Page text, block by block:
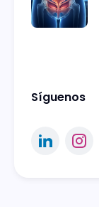
Síguenos